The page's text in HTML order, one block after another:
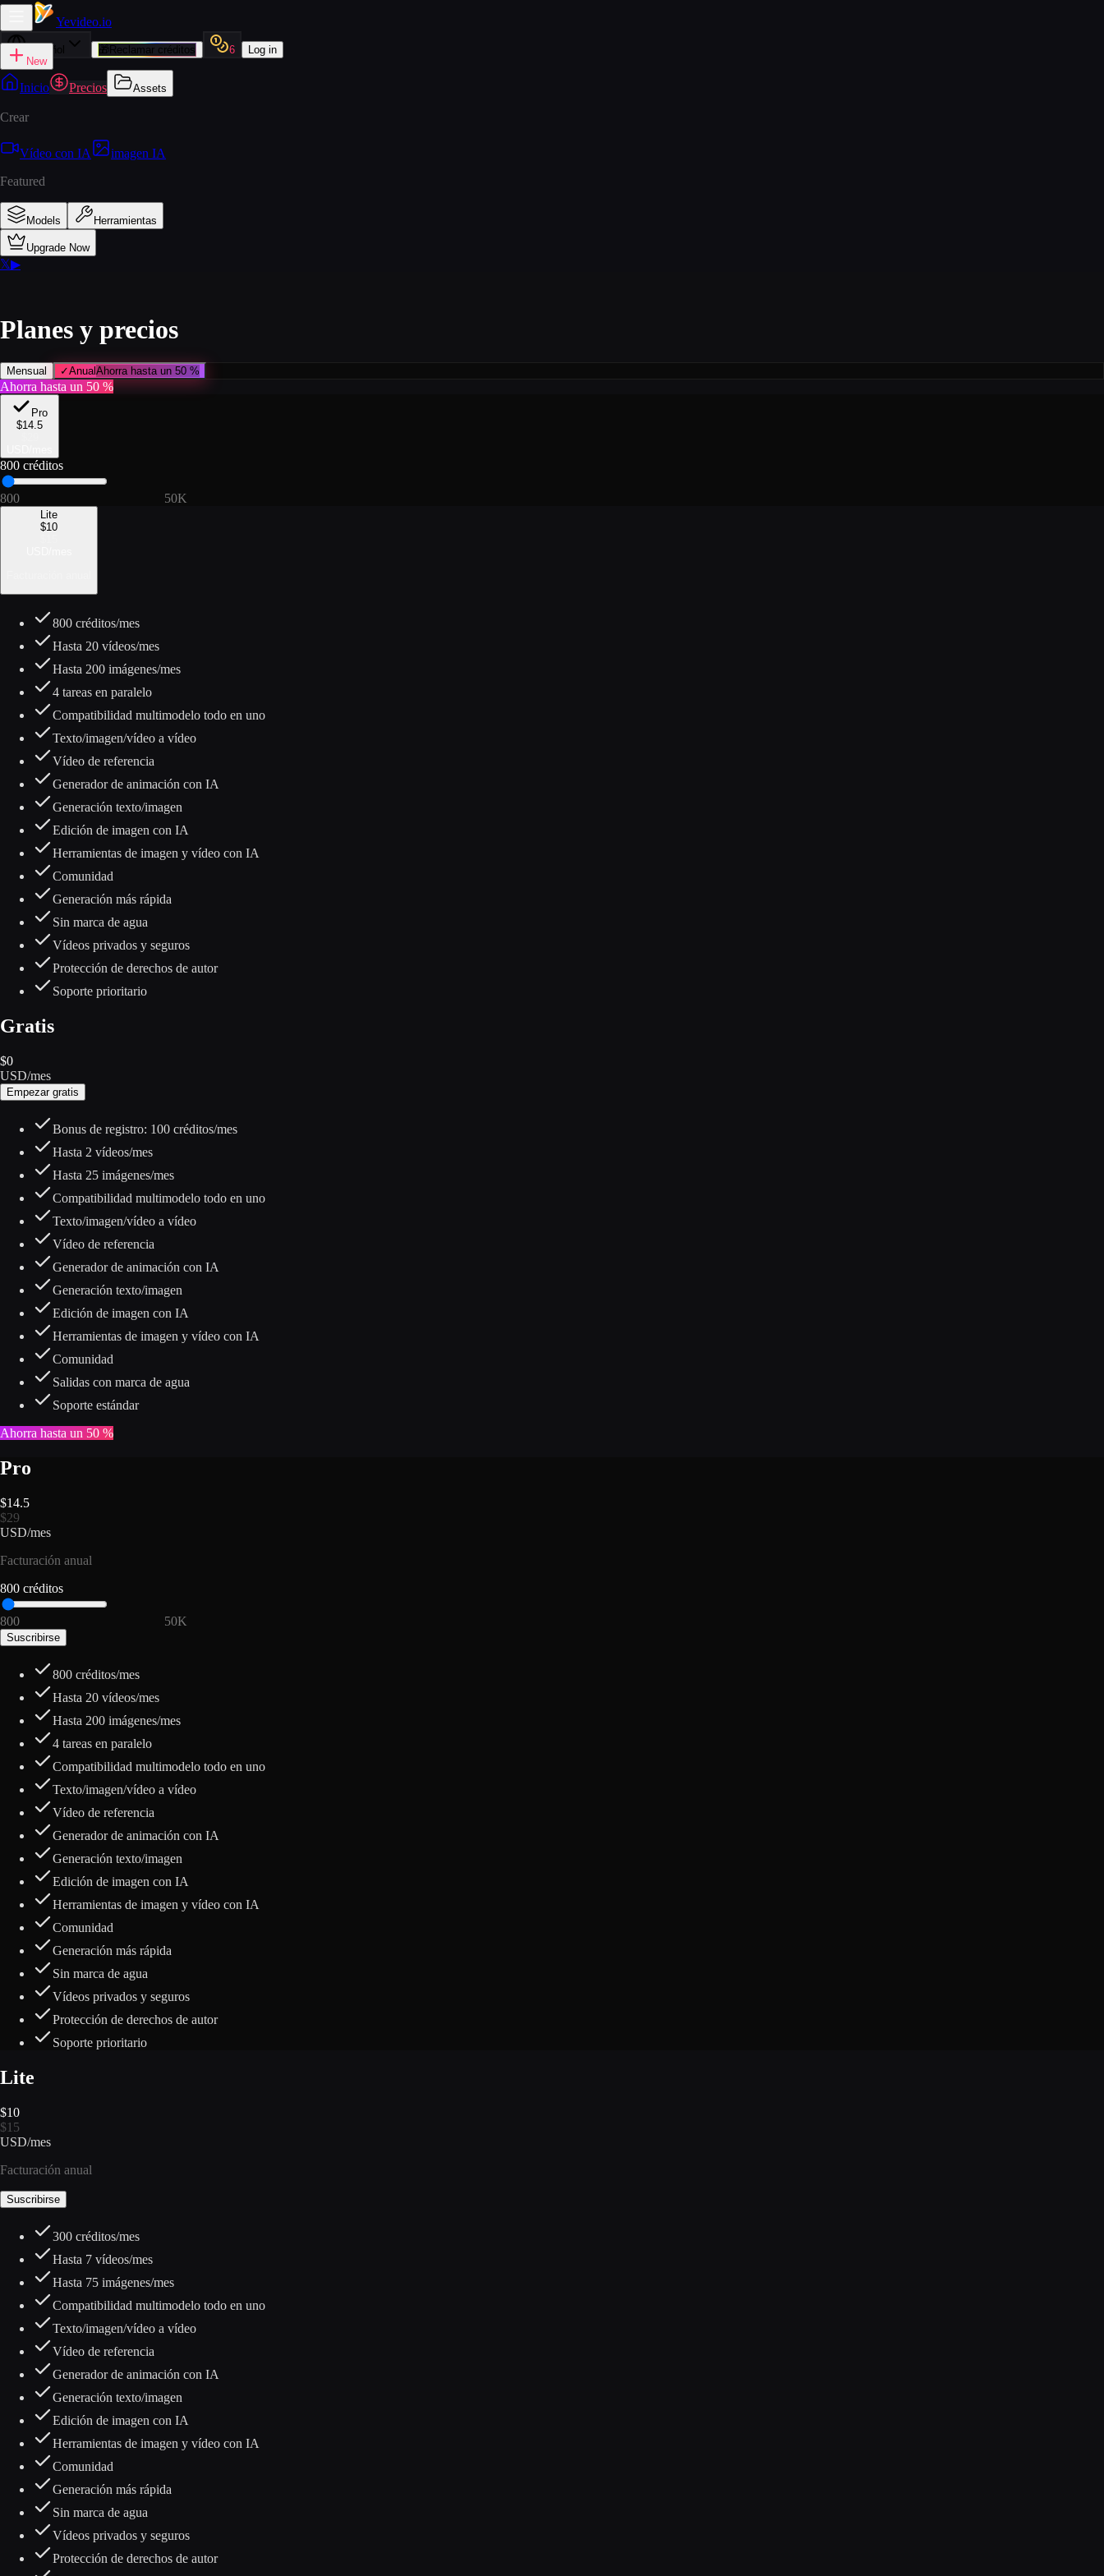
Yevideo.io
Español 🎁Reclamar créditos 6
Log in
New
Inicio Precios Assets
Crear
Vídeo con IA
imagen IA
Featured
Models Herramientas
Upgrade Now
𝕏▶
Planes y precios
Mensual ✓AnualAhorra hasta un 50 %
Ahorra hasta un 50 %
Pro
$14.5
800 créditos
800 50K
Lite
$10
800 créditos/mes
Hasta 20 vídeos/mes
Hasta 200 imágenes/mes
4 tareas en paralelo
Compatibilidad multimodelo todo en uno
Texto/imagen/vídeo a vídeo
Vídeo de referencia
Generador de animación con IA
Generación texto/imagen
Edición de imagen con IA
Herramientas de imagen y vídeo con IA
Comunidad
Generación más rápida
Sin marca de agua
Vídeos privados y seguros
Protección de derechos de autor
Soporte prioritario
Gratis
$0
USD/mes
Empezar gratis
Bonus de registro: 100 créditos/mes
Hasta 2 vídeos/mes
Hasta 25 imágenes/mes
Compatibilidad multimodelo todo en uno
Texto/imagen/vídeo a vídeo
Vídeo de referencia
Generador de animación con IA
Generación texto/imagen
Edición de imagen con IA
Herramientas de imagen y vídeo con IA
Comunidad
Salidas con marca de agua
Soporte estándar
Ahorra hasta un 50 %
Pro
$14.5
$29
USD/mes
Facturación anual
800 créditos
800 50K
Suscribirse
800 créditos/mes
Hasta 20 vídeos/mes
Hasta 200 imágenes/mes
4 tareas en paralelo
Compatibilidad multimodelo todo en uno
Texto/imagen/vídeo a vídeo
Vídeo de referencia
Generador de animación con IA
Generación texto/imagen
Edición de imagen con IA
Herramientas de imagen y vídeo con IA
Comunidad
Generación más rápida
Sin marca de agua
Vídeos privados y seguros
Protección de derechos de autor
Soporte prioritario
Lite
$10
$15
USD/mes
Facturación anual
Suscribirse
300 créditos/mes
Hasta 7 vídeos/mes
Hasta 75 imágenes/mes
Compatibilidad multimodelo todo en uno
Texto/imagen/vídeo a vídeo
Vídeo de referencia
Generador de animación con IA
Generación texto/imagen
Edición de imagen con IA
Herramientas de imagen y vídeo con IA
Comunidad
Generación más rápida
Sin marca de agua
Vídeos privados y seguros
Protección de derechos de autor